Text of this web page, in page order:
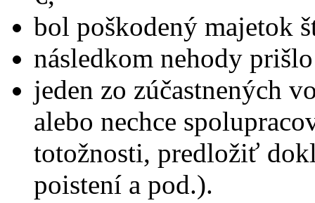
bol poškodený majetok
následkom nehody
jeden zo zúčastnených
alebo nechce
totožnosti, predložiť
poistení a pod.).